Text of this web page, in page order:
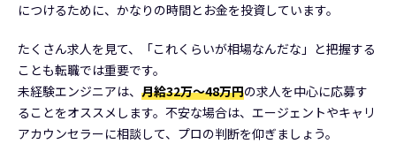
につけるために、かなりの時間とお金を投資しています。
たくさん求人を見て、「これくらいが相場なんだな」と把握する
ことも転職では重要です。
未経験エンジニアは、 月給32万〜48万円の求人を中心に応募す
ることをオススメします。不安な場合は、エージェントやキャリ
アカウンセラーに相談して、プロの判断を仰ぎましょう。